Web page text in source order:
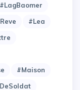
#LagBaomer
#Lea
#Maison